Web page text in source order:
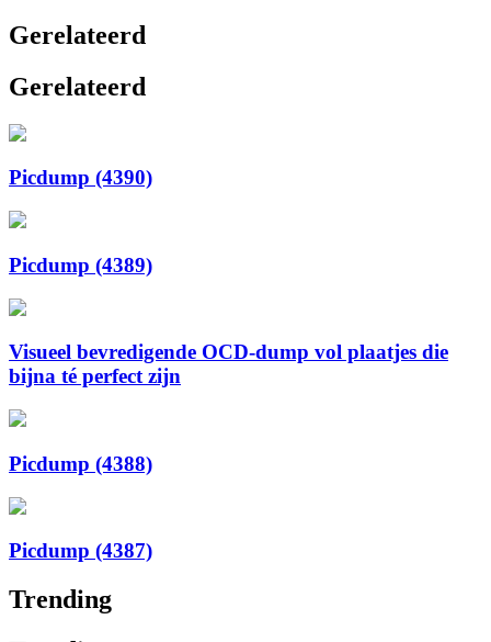
Gerelateerd
Gerelateerd
Picdump (4390)
Picdump (4389)
Visueel bevredigende OCD-dump vol plaatjes die
bijna té perfect zijn
Picdump (4388)
Picdump (4387)
Trending